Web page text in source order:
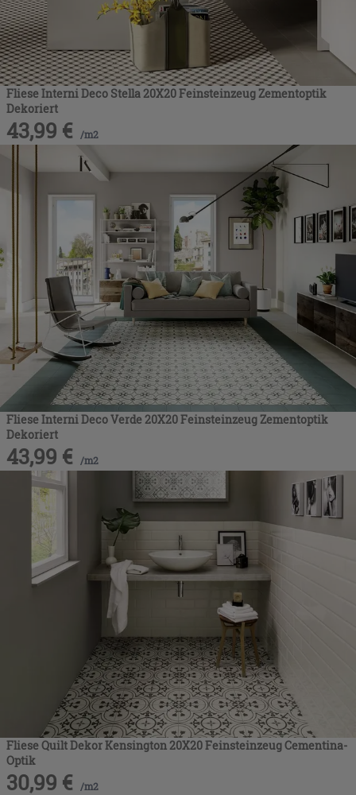
Fliese Interni Deco Stella 20X20 Feinsteinzeug Zementoptik
Dekoriert
43,99 € /m2
Fliese Interni Deco Verde 20X20 Feinsteinzeug Zementoptik
Dekoriert
43,99 € /m2
Fliese Quilt Dekor Kensington 20X20 Feinsteinzeug Cementina-
Optik
30,99 € /m2